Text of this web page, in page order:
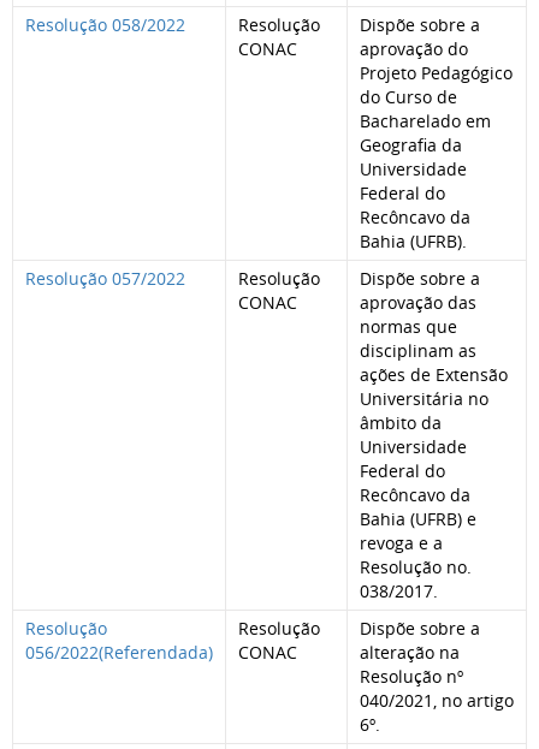
Resolução 058/2022
Resolução
CONAC
Dispõe sobre a
aprovação do
Projeto Pedagógico
do Curso de
Bacharelado em
Geografia da
Universidade
Federal do
Recôncavo da
Bahia (UFRB).
Resolução 057/2022
Resolução
CONAC
Dispõe sobre a
aprovação das
normas que
disciplinam as
ações de Extensão
Universitária no
âmbito da
Universidade
Federal do
Recôncavo da
Bahia (UFRB) e
revoga e a
Resolução no.
038/2017.
Resolução
056/2022(Referendada)
Resolução
CONAC
Dispõe sobre a
alteração na
Resolução nº
040/2021, no artigo
6º.